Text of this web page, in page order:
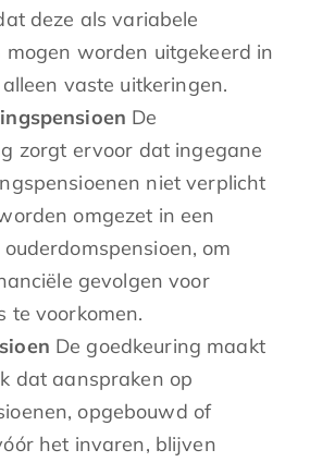
deze als variabele
mogen worden uitgekeerd in
vaste uitkeringen.
De
zorgt ervoor dat ingegane
niet verplicht
omgezet in een
om
gevolgen voor
te voorkomen.
De goedkeuring maakt
dat aanspraken op
opgebouwd of
het invaren, blijven